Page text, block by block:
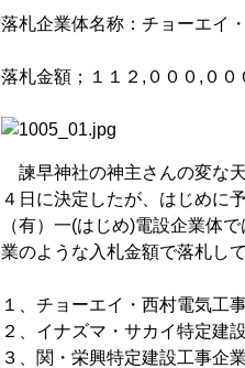
落札企業体名称：チョーエ
落札金額；１１２,０００,０
諫早神社の神主さんの変な
４日に決定したが、はじめに
（有）一(はじめ)電設企業体
業のような入札金額で落札し
１、チョーエイ・西村電気
２、イナズマ・サカイ特定
３、関・栄興特定建設工事